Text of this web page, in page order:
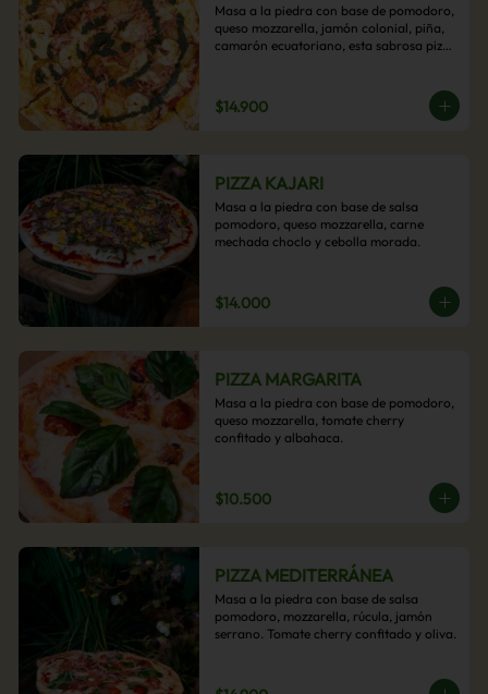
Masa a la piedra con base de pomodoro,
queso mozzarella, jamón colonial, piña,
camarón ecuatoriano, esta sabrosa pizza
$14.900
PIZZA KAJARI
Masa a la piedra con base de salsa
pomodoro, queso mozzarella, carne
mechada choclo y cebolla morada.
$14.000
PIZZA MARGARITA
Masa a la piedra con base de pomodoro,
queso mozzarella, tomate cherry
confitado y albahaca.
$10.500
PIZZA MEDITERRÁNEA
Masa a la piedra con base de salsa
pomodoro, mozzarella, rúcula, jamón
serrano. Tomate cherry confitado y oliva.